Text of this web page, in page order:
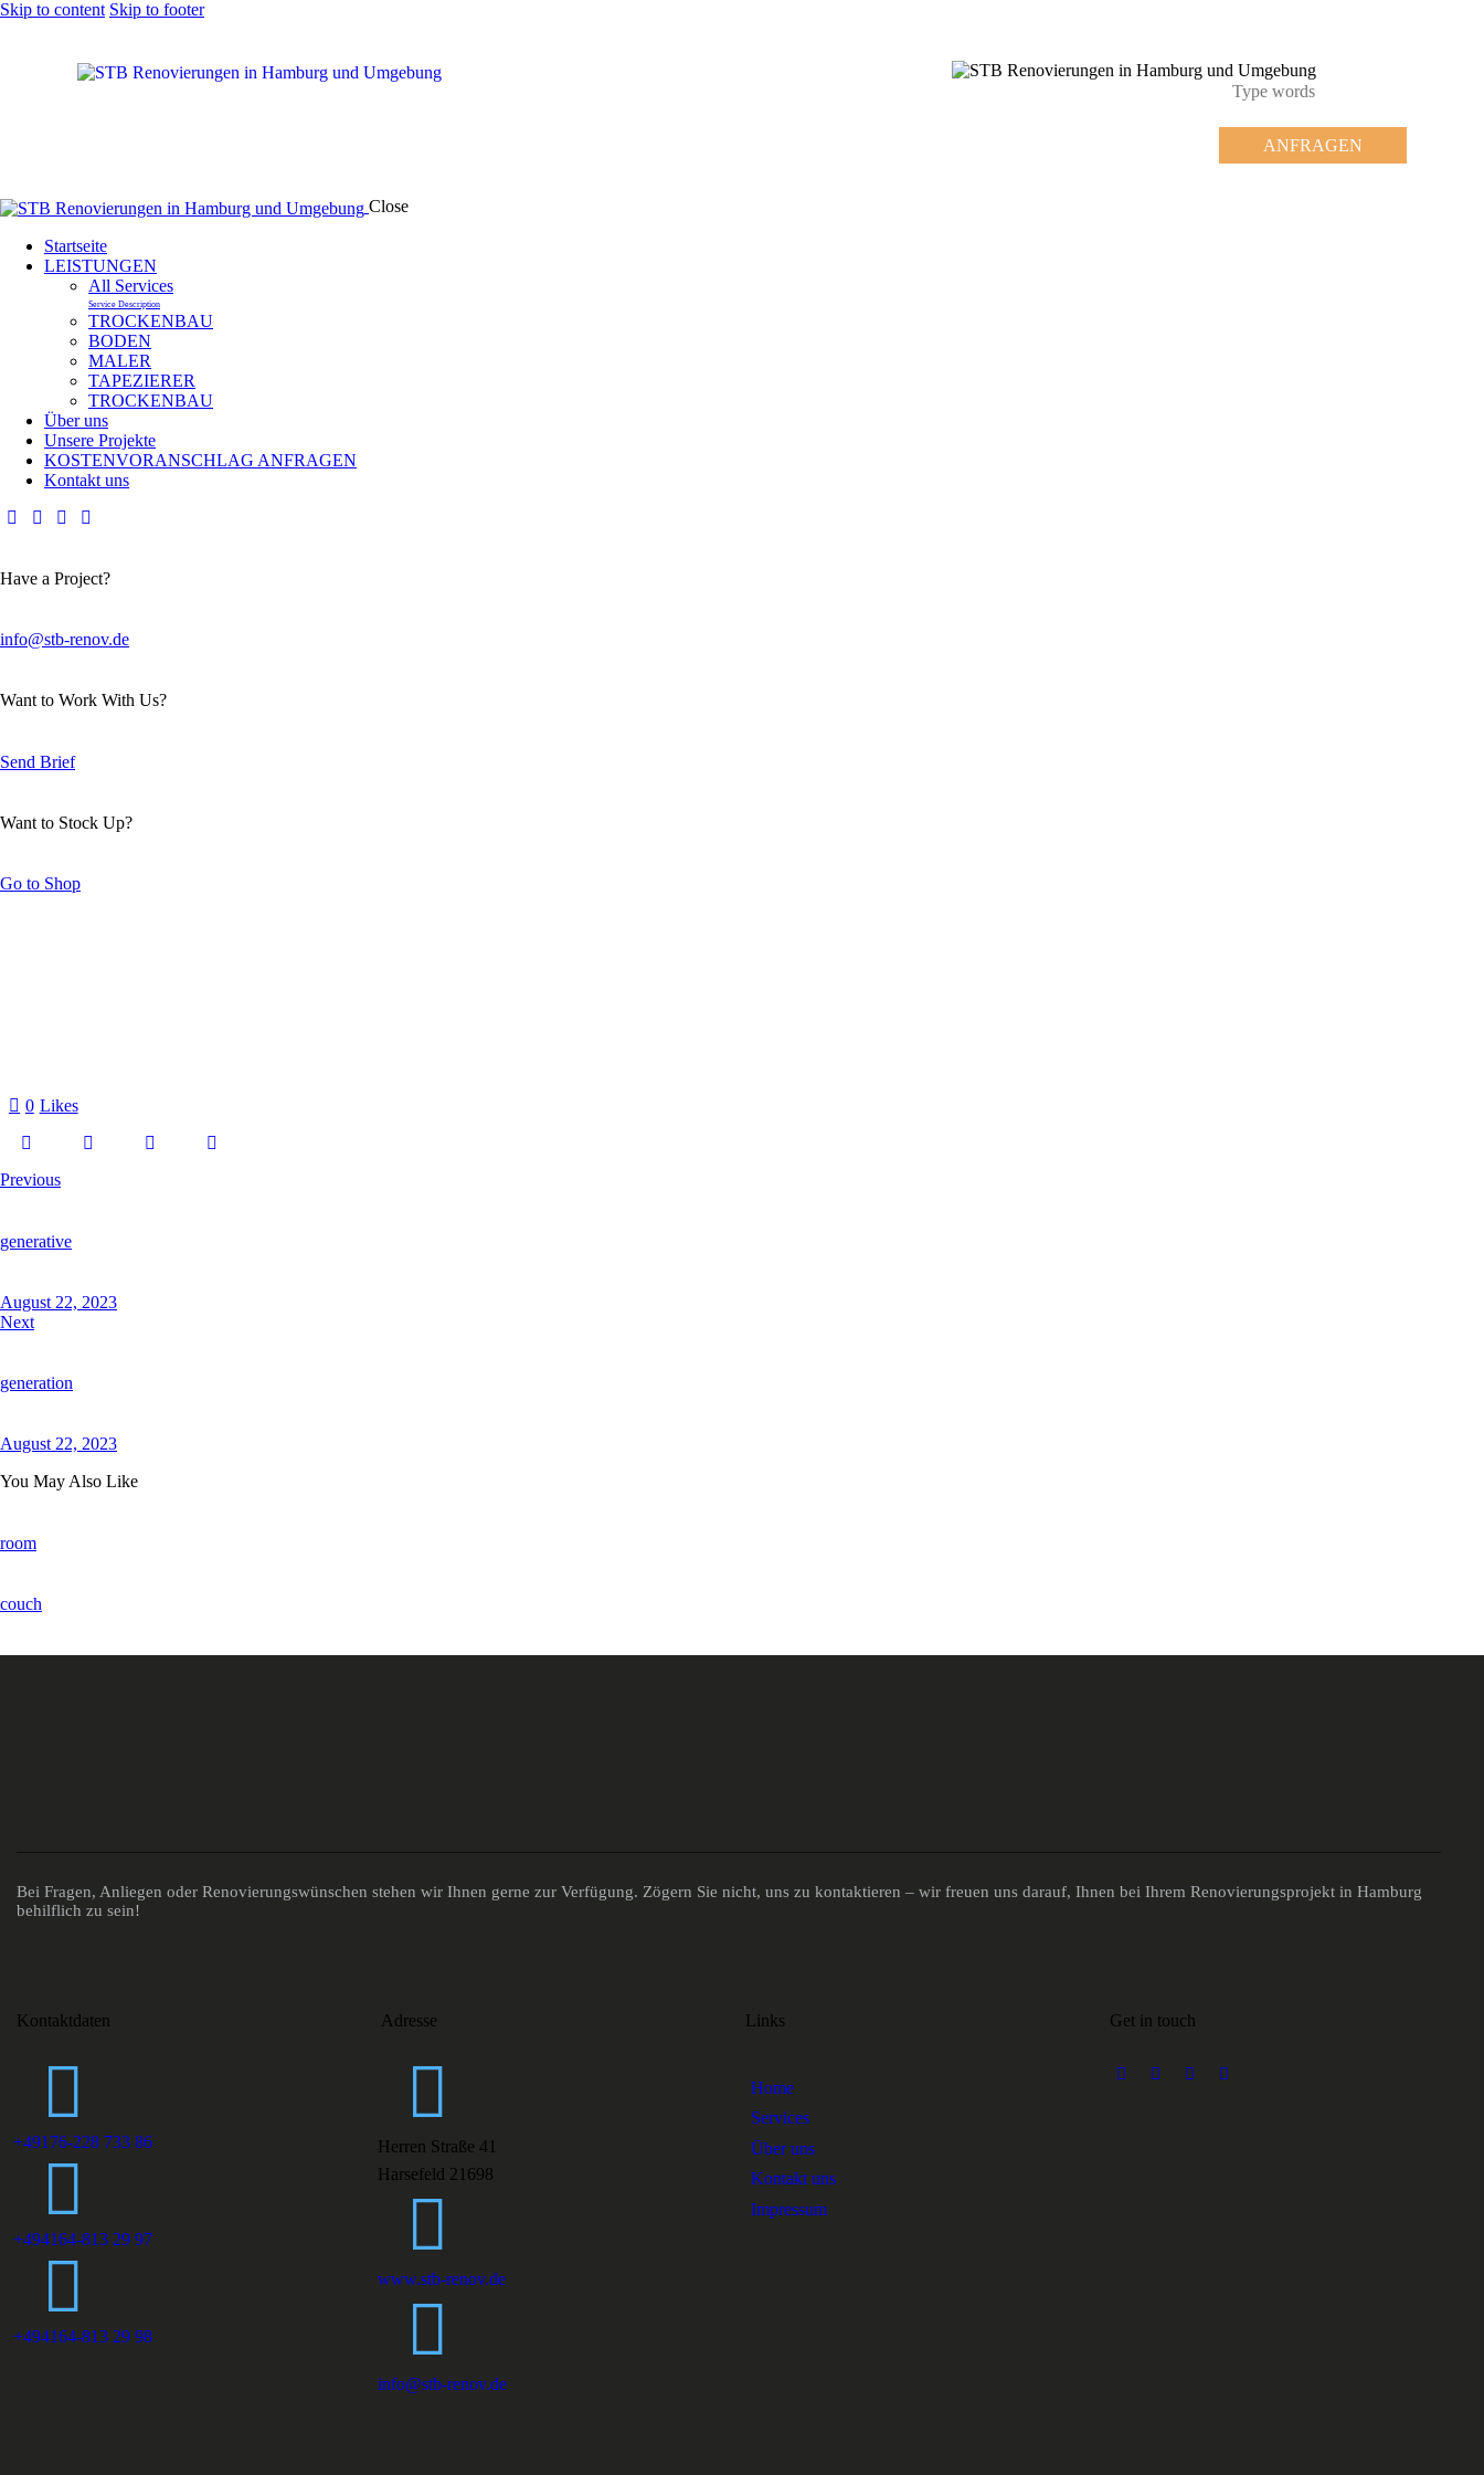
Skip to content Skip to footer
ANFRAGEN
Close
Startseite
LEISTUNGEN
All Services
Service Description
TROCKENBAU
BODEN
MALER
TAPEZIERER
TROCKENBAU
Über uns
Unsere Projekte
KOSTENVORANSCHLAG ANFRAGEN
Kontakt uns
Have a Project?
info@stb-renov.de
Want to Work With Us?
Send Brief
Want to Stock Up?
Go to Shop
0 Likes
Previous
generative
August 22, 2023
Next
generation
August 22, 2023
You May Also Like
room
couch
Bei Fragen, Anliegen oder Renovierungswünschen stehen wir Ihnen gerne zur Verfügung. Zögern Sie nicht, uns zu kontaktieren – wir freuen uns darauf, Ihnen bei Ihrem Renovierungsprojekt in Hamburg
behilflich zu sein!
Kontaktdaten
+49176-228 733 86
+494164-813 29 97
+494164-813 29 98
Adresse
Herren Straße 41
Harsefeld 21698
www.stb-renov.de
info@stb-renov.de
Links
Home
Services
Über uns
Kontakt uns
Impressum
Get in touch